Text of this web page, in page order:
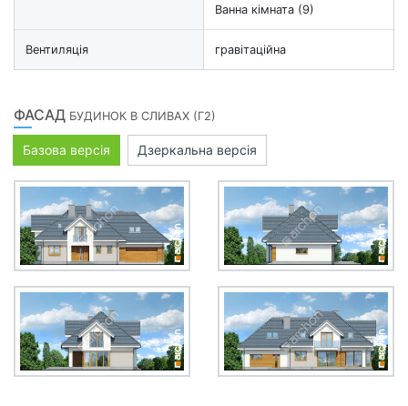
Ванна кімната (9)
Вентиляція гравітаційна
ФАСАД БУДИНОК В СЛИВАХ (Г2)
Базова версія Дзеркальна версія